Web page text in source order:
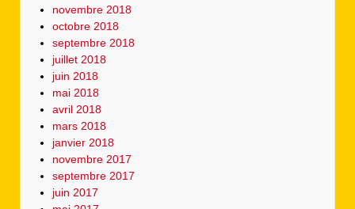
novembre 2018
octobre 2018
septembre 2018
juillet 2018
juin 2018
mai 2018
avril 2018
mars 2018
janvier 2018
novembre 2017
septembre 2017
juin 2017